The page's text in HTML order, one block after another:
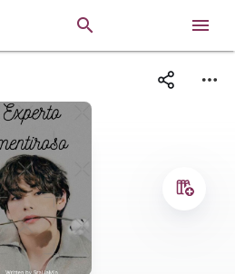
 